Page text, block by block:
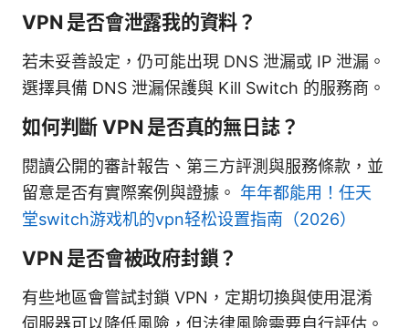
VPN 是否會泄露我的資料？
若未妥善設定，仍可能出現 DNS 泄漏或 IP 泄漏。
選擇具備 DNS 泄漏保護與 Kill Switch 的服務商。
如何判斷 VPN 是否真的無日誌？
閱讀公開的審計報告、第三方評測與服務條款，並
留意是否有實際案例與證據。 年年都能用！任天
堂switch游戏机的vpn轻松设置指南（2026）
VPN 是否會被政府封鎖？
有些地區會嘗試封鎖 VPN，定期切換與使用混淆